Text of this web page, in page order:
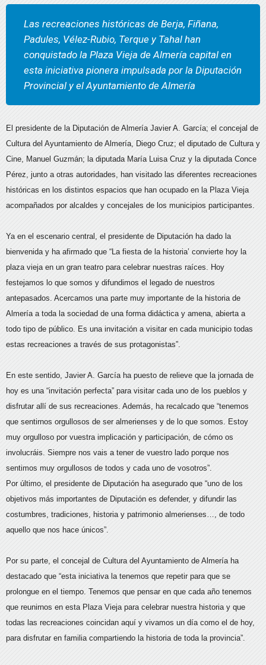
Las recreaciones históricas de Berja, Fiñana,
Padules, Vélez-Rubio, Terque y Tahal han
conquistado la Plaza Vieja de Almería capital en
esta iniciativa pionera impulsada por la Diputación
Provincial y el Ayuntamiento de Almería
El presidente de la Diputación de Almería Javier A. García; el concejal de
Cultura del Ayuntamiento de Almería, Diego Cruz; el diputado de Cultura y
Cine, Manuel Guzmán; la diputada María Luisa Cruz y la diputada Conce
Pérez, junto a otras autoridades, han visitado las diferentes recreaciones
históricas en los distintos espacios que han ocupado en la Plaza Vieja
acompañados por alcaldes y concejales de los municipios participantes.
Ya en el escenario central, el presidente de Diputación ha dado la
bienvenida y ha afirmado que “La fiesta de la historia’ convierte hoy la
plaza vieja en un gran teatro para celebrar nuestras raíces. Hoy
festejamos lo que somos y difundimos el legado de nuestros
antepasados. Acercamos una parte muy importante de la historia de
Almería a toda la sociedad de una forma didáctica y amena, abierta a
todo tipo de público. Es una invitación a visitar en cada municipio todas
estas recreaciones a través de sus protagonistas”.
En este sentido, Javier A. García ha puesto de relieve que la jornada de
hoy es una “invitación perfecta” para visitar cada uno de los pueblos y
disfrutar allí de sus recreaciones. Además, ha recalcado que “tenemos
que sentirnos orgullosos de ser almerienses y de lo que somos. Estoy
muy orgulloso por vuestra implicación y participación, de cómo os
involucráis. Siempre nos vais a tener de vuestro lado porque nos
sentimos muy orgullosos de todos y cada uno de vosotros”.
Por último, el presidente de Diputación ha asegurado que “uno de los
objetivos más importantes de Diputación es defender, y difundir las
costumbres, tradiciones, historia y patrimonio almerienses…, de todo
aquello que nos hace únicos”.
Por su parte, el concejal de Cultura del Ayuntamiento de Almería ha
destacado que “esta iniciativa la tenemos que repetir para que se
prolongue en el tiempo. Tenemos que pensar en que cada año tenemos
que reunirnos en esta Plaza Vieja para celebrar nuestra historia y que
todas las recreaciones coincidan aquí y vivamos un día como el de hoy,
para disfrutar en familia compartiendo la historia de toda la provincia”.